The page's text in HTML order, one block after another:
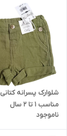
مناسب 1 تا 2 سال
ناموجود